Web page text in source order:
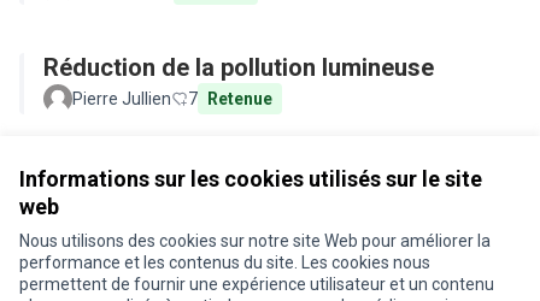
Informations sur les cookies utilisés sur le site
web
Nous utilisons des cookies sur notre site Web pour améliorer la
performance et les contenus du site. Les cookies nous
permettent de fournir une expérience utilisateur et un contenu
Réduction de la pollution lumineuse
Pierre Jullien 7 Retenue
Conditions d'utilisation
Paramètres des cookies
Je participe ! sur X
Je participe ! sur Facebook
Je participe ! sur Instagram